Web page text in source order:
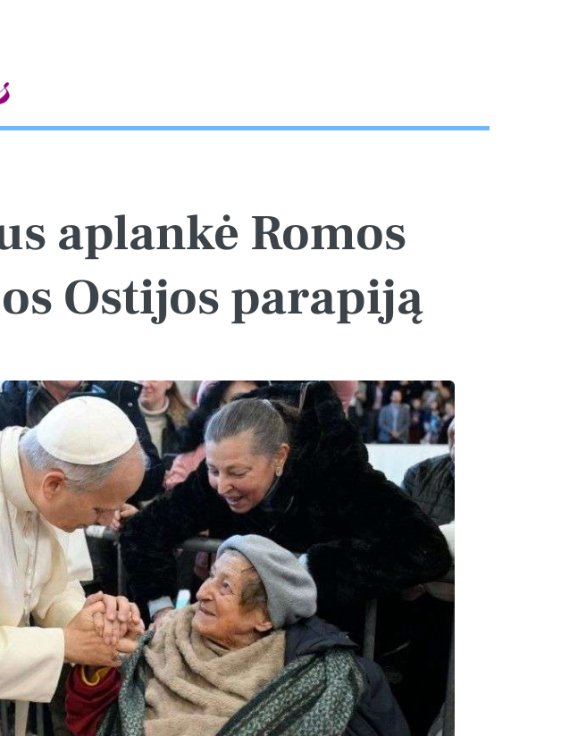
aplankė Romos
Ostijos parapiją